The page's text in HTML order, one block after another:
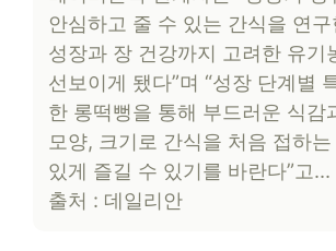
안심하고 줄 수 있는 간식을 연구
성장과 장 건강까지 고려한 유기
선보이게 됐다”며 “성장 단계별
한 롱떡뻥을 통해 부드러운 식감
모양, 크기로 간식을 처음 접하
있게 즐길 수 있기를 바란다”고…
출처 : 데일리안